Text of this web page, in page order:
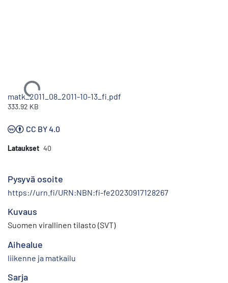
Ladataan...
matk_2011_08_2011-10-13_fi.pdf
333.92 KB
CC BY 4.0
Lataukset 40
Pysyvä osoite
https://urn.fi/URN:NBN:fi-fe20230917128267
Kuvaus
Suomen virallinen tilasto (SVT)
Aihealue
liikenne ja matkailu
Sarja